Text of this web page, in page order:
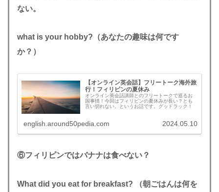
ない。
what is your hobby?（あなたの趣味は何です
か？）
【オンライン英会話】フリートーク海外旅
行！フィリピンの夏休み
オンライン英会話講師とのフリートークで巡るお
国事情！今回はフィリピンの夏休みが長い？とも
言い切れない。というお話です。グッドラック！
english.around50pedia.com 2024.05.10
⑥フィリピンではバナナは食べない？
What did you eat for breakfast? （朝ごはんは何を